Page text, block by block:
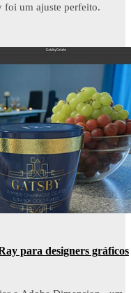
foi um ajuste perfeito.
para designers gráficos